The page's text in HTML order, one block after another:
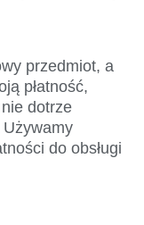
przedmiot, a
płatność,
dotrze
do obsługi